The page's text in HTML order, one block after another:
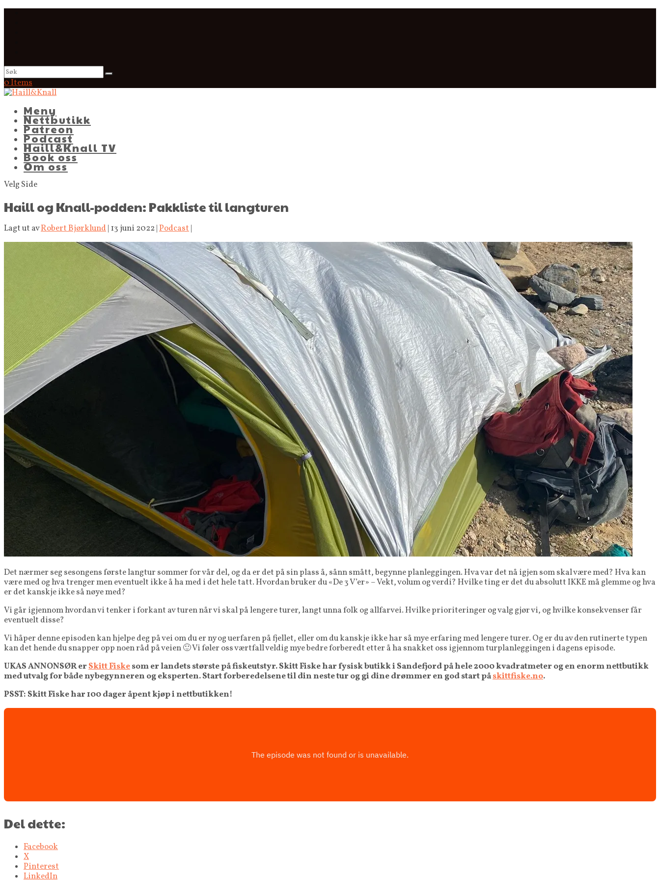
0 Items
Meny
Nettbutikk
Patreon
Podcast
Haill&Knall TV
Book oss
Om oss
Velg Side
Haill og Knall-podden: Pakkliste til langturen
Lagt ut avRobert Bjørklund | 13 juni 2022 |Podcast |
Det nærmer seg sesongens første langtur sommer for vår del, og da er det på sin plass å, sånn smått, begynne planleggingen. Hva var det nå igjen som skal være med? Hva kan
være med og hva trenger men eventuelt ikke å ha med i det hele tatt. Hvordan bruker du «De 3 V’er» – Vekt, volum og verdi? Hvilke ting er det du absolutt IKKE må glemme og hva
er det kanskje ikke så nøye med?
Vi går igjennom hvordan vi tenker i forkant av turen når vi skal på lengere turer, langt unna folk og allfarvei. Hvilke prioriteringer og valg gjør vi, og hvilke konsekvenser får
eventuelt disse?
Vi håper denne episoden kan hjelpe deg på vei om du er ny og uerfaren på fjellet, eller om du kanskje ikke har så mye erfaring med lengere turer. Og er du av den rutinerte typen
kan det hende du snapper opp noen råd på veien 🙂 Vi føler oss værtfall veldig mye bedre forberedt etter å ha snakket oss igjennom turplanleggingen i dagens episode.
UKAS ANNONSØR er Skitt Fiskesom er landets største på fiskeutstyr. Skitt Fiske har fysisk butikk i Sandefjord på hele 2000 kvadratmeter og en enorm nettbutikk
med utvalg for både nybegynneren og eksperten. Start forberedelsene til din neste tur og gi dine drømmer en god start påskittfiske.no.
PSST: Skitt Fiske har 100 dager åpent kjøp i nettbutikken!
Del dette:
Facebook
X
Pinterest
LinkedIn